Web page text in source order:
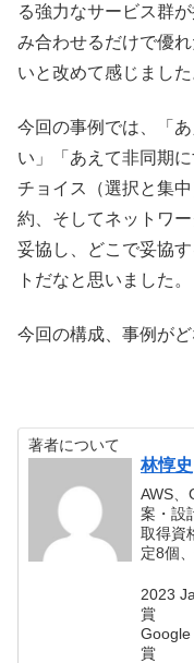
る強力なサービス群
み合わせるだけで優
いと改めて感じました
今回の事例では、「
い」「あえて非同期
チョイス（選択と集
約、そしてネットワ
妥協し、どこで妥協
トだなと思いました。
今回の構成、事例が
著者について
林惇史
AWS
案・設
取得資
定8個
2023
賞
Google
賞